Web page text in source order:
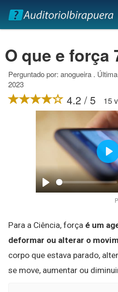
O que e força
Perguntado por: anogueira .
2023
4.2 / 5 15
Play
Para a Ciência, força é um
deformar ou alterar o
corpo que estava parado,
se move, aumentar ou